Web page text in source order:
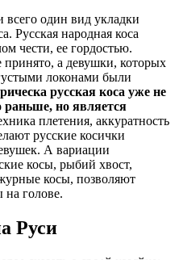
один вид укладки
Русская народная коса
чести, ее гордостью.
а девушки, которых
локонами были
русская коса уже не
раньше, но является
плетения, аккуратность
русские косички
А вариации
косы, рыбий хвост,
косы, позволяют
на голове.
Руси